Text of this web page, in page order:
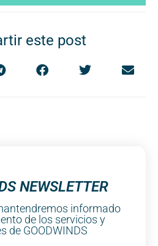
este post
NEWSLETTER
informado
de los servicios y
de GOODWINDS